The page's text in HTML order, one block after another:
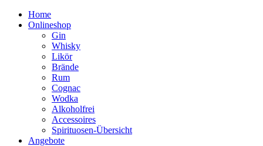
Home
Onlineshop
Gin
Whisky
Likör
Brände
Rum
Cognac
Wodka
Alkoholfrei
Accessoires
Spirituosen-Übersicht
Angebote